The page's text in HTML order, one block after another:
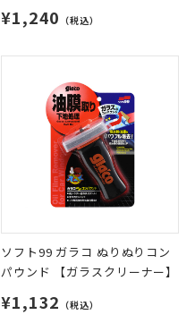
¥1,240 （税込）
ソフト99 ガラコ ぬりぬりコン
パウンド 【ガラスクリーナー】
¥1,132 （税込）